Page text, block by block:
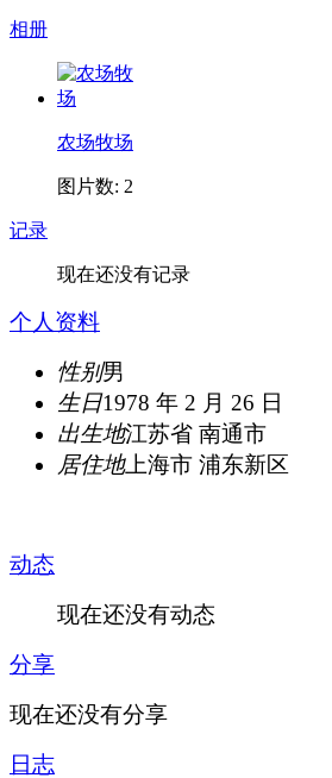
相册
农场牧场
图片数: 2
记录
现在还没有记录
个人资料
性别男
生日1978 年 2 月 26 日
出生地江苏省 南通市
居住地上海市 浦东新区
动态
现在还没有动态
分享
现在还没有分享
日志